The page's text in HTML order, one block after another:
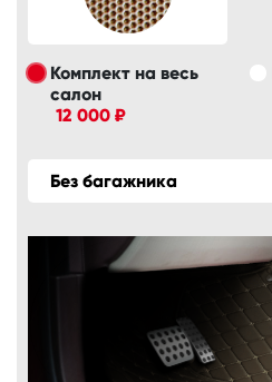
Комплект на весь
салон
12 000 ₽
Без багажника